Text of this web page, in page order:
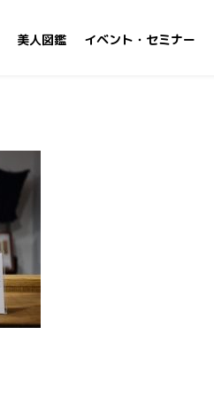
美人図鑑 イベント・セミナー